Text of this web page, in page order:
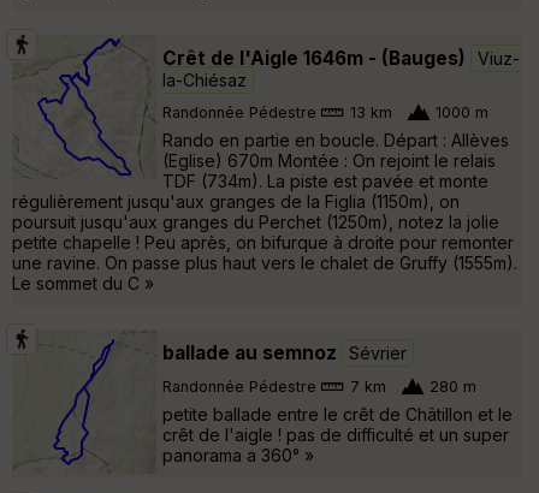
Crêt de l'Aigle 1646m - (Bauges)
Viuz-
la-Chiésaz
Randonnée Pédestre 13 km 1000 m
Rando en partie en boucle. Départ : Allèves
(Eglise) 670m Montée : On rejoint le relais
TDF (734m). La piste est pavée et monte
régulièrement jusqu'aux granges de la Figlia (1150m), on
poursuit jusqu'aux granges du Perchet (1250m), notez la jolie
petite chapelle ! Peu après, on bifurque à droite pour remonter
une ravine. On passe plus haut vers le chalet de Gruffy (1555m).
Le sommet du C »
ballade au semnoz Sévrier
Randonnée Pédestre 7 km 280 m
petite ballade entre le crêt de Châtillon et le
crêt de l'aigle ! pas de difficulté et un super
panorama a 360° »